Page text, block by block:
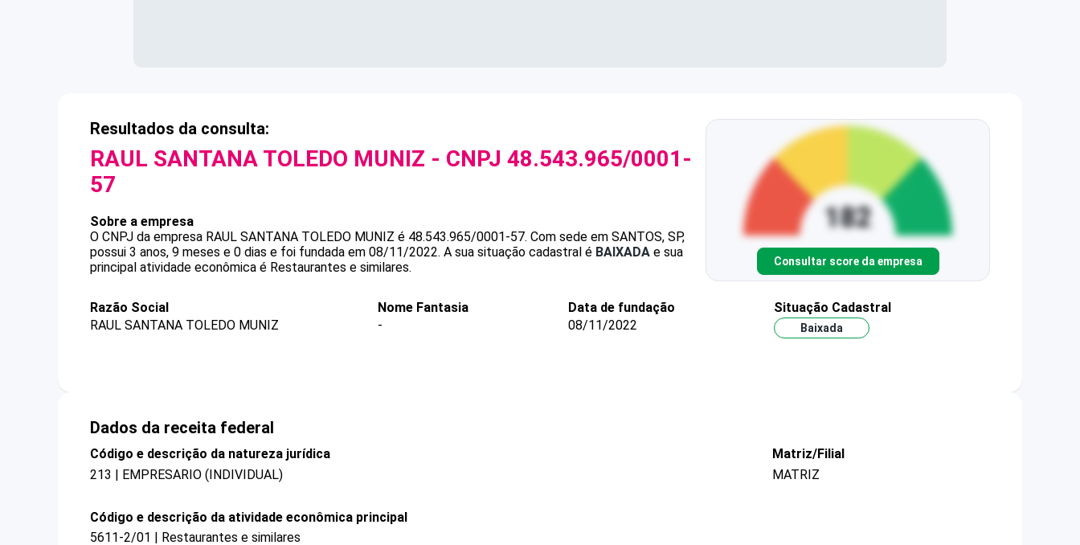
Resultados da consulta:
RAUL SANTANA TOLEDO MUNIZ - CNPJ 48.543.965/0001-
57
Sobre a empresa
O CNPJ da empresa RAUL SANTANA TOLEDO MUNIZ é 48.543.965/0001-57. Com sede em SANTOS, SP,
possui 3 anos, 9 meses e 0 dias e foi fundada em 08/11/2022. A sua situação cadastral é BAIXADA e sua
principal atividade econômica é Restaurantes e similares.
Consultar score da empresa
Razão Social
RAUL SANTANA TOLEDO MUNIZ
Nome Fantasia
-
Data de fundação
08/11/2022
Situação Cadastral
Baixada
Dados da receita federal
Código e descrição da natureza jurídica
213 | EMPRESARIO (INDIVIDUAL)
Matriz/Filial
MATRIZ
Código e descrição da atividade econômica principal
5611-2/01 | Restaurantes e similares